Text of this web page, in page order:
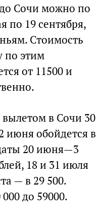
Сочи можно по
по 19 сентября,
Стоимость
по этим
от 11500 и
вылетом в Сочи 30
июня обойдется в
20 июня—3
18 и 31 июля
— в 29 500.
до 59000.